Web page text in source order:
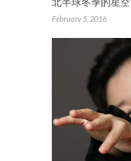
February 5, 2016